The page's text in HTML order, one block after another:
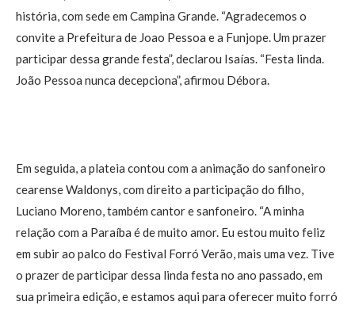
história, com sede em Campina Grande. “Agradecemos o
convite a Prefeitura de Joao Pessoa e a Funjope. Um prazer
participar dessa grande festa”, declarou Isaías. “Festa linda.
João Pessoa nunca decepciona”, afirmou Débora.
Em seguida, a plateia contou com a animação do sanfoneiro
cearense Waldonys, com direito a participação do filho,
Luciano Moreno, também cantor e sanfoneiro. “A minha
relação com a Paraíba é de muito amor. Eu estou muito feliz
em subir ao palco do Festival Forró Verão, mais uma vez. Tive
o prazer de participar dessa linda festa no ano passado, em
sua primeira edição, e estamos aqui para oferecer muito forró